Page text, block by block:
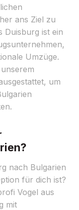
ans Ziel zu
Duisburg ist ein
Umzüge.
um
nach Bulgarien
für dich ist?
Vogel aus
mit